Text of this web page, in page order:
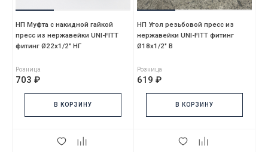
НП Муфта с накидной гайкой
пресс из нержавейки UNI-FITT
фитинг Ø22x1/2" НГ
Розница
703 ₽
В КОРЗИНУ
НП Угол резьбовой пресс из
нержавейки UNI-FITT фитинг
Ø18x1/2" В
Розница
619 ₽
В КОРЗИНУ